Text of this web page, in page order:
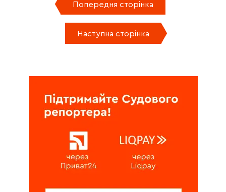
Попередня сторінка
Наступна сторінка